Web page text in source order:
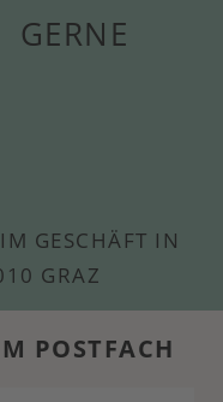
GERNE
GESCHÄFT IN
GRAZ
POSTFACH